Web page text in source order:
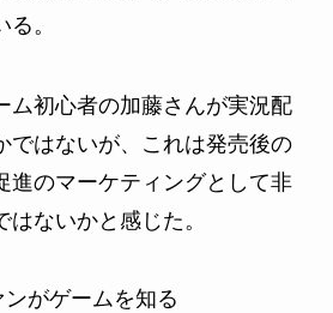
。
ム初心者の加藤さんが実況配
ではないが、これは発売後の
進のマーケティングとして非
ないかと感じた。
がゲームを知る